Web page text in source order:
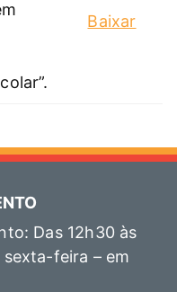
Baixar
Das 12h30 às
feira – em